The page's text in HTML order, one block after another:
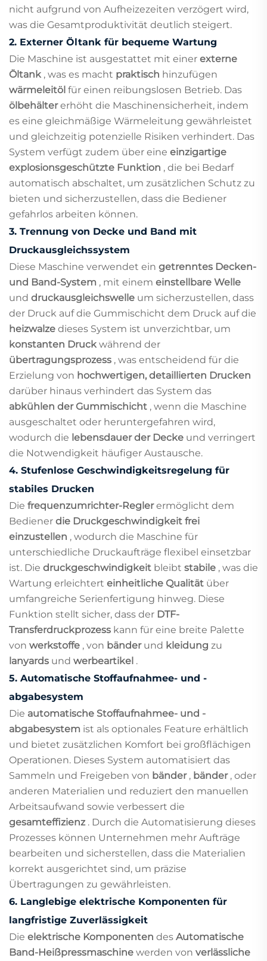
nicht aufgrund von Aufheizezeiten verzögert wird,
was die Gesamtproduktivität deutlich steigert.
2. Externer Öltank für bequeme Wartung
Die Maschine ist ausgestattet mit einer externe
Öltank , was es macht praktisch hinzufügen
wärmeleitöl für einen reibungslosen Betrieb. Das
ölbehältererhöht die Maschinensicherheit, indem
es eine gleichmäßige Wärmeleitung gewährleistet
und gleichzeitig potenzielle Risiken verhindert. Das
System verfügt zudem über eine einzigartige
explosionsgeschützte Funktion , die bei Bedarf
automatisch abschaltet, um zusätzlichen Schutz zu
bieten und sicherzustellen, dass die Bediener
gefahrlos arbeiten können.
3. Trennung von Decke und Band mit
Druckausgleichssystem
Diese Maschine verwendet ein getrenntes Decken-
und Band-System , mit einem einstellbare Welle
und druckausgleichswelle um sicherzustellen, dass
der Druck auf die Gummischicht dem Druck auf die
heizwalze dieses System ist unverzichtbar, um
konstanten Druck während der
übertragungsprozess , was entscheidend für die
Erzielung von hochwertigen, detaillierten Drucken
darüber hinaus verhindert das System das
abkühlen der Gummischicht , wenn die Maschine
ausgeschaltet oder heruntergefahren wird,
wodurch die lebensdauer der Decke und verringert
die Notwendigkeit häufiger Austausche.
4. Stufenlose Geschwindigkeitsregelung für
stabiles Drucken
Die frequenzumrichter-Reglerermöglicht dem
Bediener die Druckgeschwindigkeit frei
einzustellen , wodurch die Maschine für
unterschiedliche Druckaufträge flexibel einsetzbar
ist. Die druckgeschwindigkeit bleibt stabile , was die
Wartung erleichtert einheitliche Qualität über
umfangreiche Serienfertigung hinweg. Diese
Funktion stellt sicher, dass der DTF-
Transferdruckprozess kann für eine breite Palette
von werkstoffe , von bänder und kleidung zu
lanyards und werbeartikel .
5. Automatische Stoffaufnahmee- und -
abgabesystem
Die automatische Stoffaufnahmee- und -
abgabesystem ist als optionales Feature erhältlich
und bietet zusätzlichen Komfort bei großflächigen
Operationen. Dieses System automatisiert das
Sammeln und Freigeben von bänder , bänder , oder
anderen Materialien und reduziert den manuellen
Arbeitsaufwand sowie verbessert die
gesamteffizienz . Durch die Automatisierung dieses
Prozesses können Unternehmen mehr Aufträge
bearbeiten und sicherstellen, dass die Materialien
korrekt ausgerichtet sind, um präzise
Übertragungen zu gewährleisten.
6. Langlebige elektrische Komponenten für
langfristige Zuverlässigkeit
Die elektrische Komponenten des Automatische
Band-Heißpressmaschine werden von verlässliche